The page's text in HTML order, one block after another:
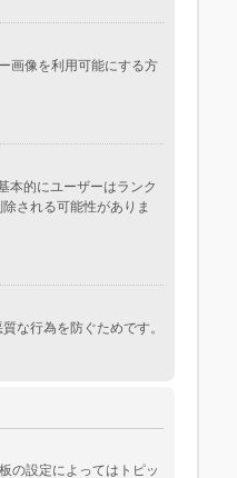
画像を利用可能にする方
本的にユーザーはランク
される可能性がありま
な行為を防ぐためです。
の設定によってはトピッ